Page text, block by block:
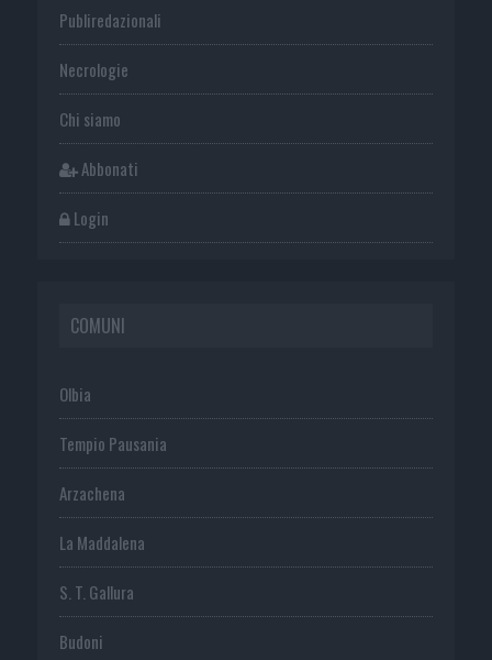
Publiredazionali
Necrologie
Chi siamo
Abbonati
Login
COMUNI
Olbia
Tempio Pausania
Arzachena
La Maddalena
S. T. Gallura
Budoni